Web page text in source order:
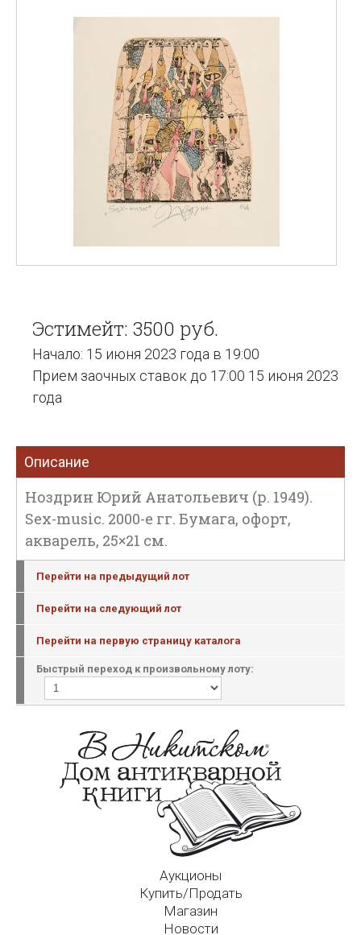
Эстимейт: 3500 руб.
Начало: 15 июня 2023 года в 19:00
Прием заочных ставок до 17:00 15 июня 2023
года
Описание
Ноздрин Юрий Анатольевич (р. 1949).
Sex-music. 2000-е гг. Бумага, офорт,
акварель, 25×21 см.
Перейти на предыдущий лот
Перейти на следующий лот
Перейти на первую страницу каталога
Быстрый переход к произвольному лоту:
Аукционы
Купить/Продать
Магазин
Новости